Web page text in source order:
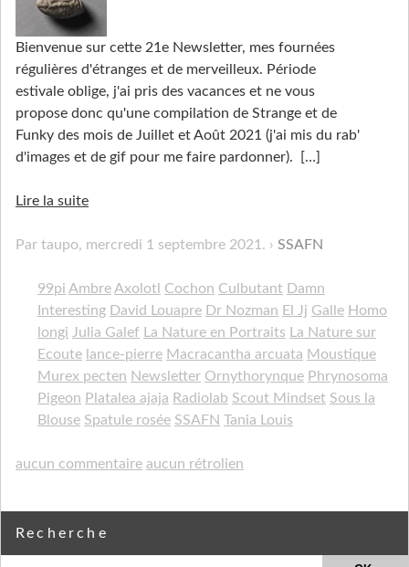
Bienvenue sur cette 21e Newsletter, mes fournées
régulières d'étranges et de merveilleux. Période
estivale oblige, j'ai pris des vacances et ne vous
propose donc qu'une compilation de Strange et de
Funky des mois de Juillet et Août 2021 (j'ai mis du rab'
d'images et de gif pour me faire pardonner).
[…]
Lire la suite
Par taupo, mercredi 1 septembre 2021 . SSAFN
99pi Ambre Axolotl Cochon Culbutant Damn
Interesting David Louapre Dr Nozman El Jj Galle Homo
longi Julia Galef La Nature en Portraits La Nature sur
Ecoute lance-pierre Macracantha arcuata Moustique
Murex pecten Newsletter Ornythorynque Phrynosoma
Pigeon Platalea ajaja Radiolab Scout Mindset Sous la
Blouse Spatule rosée SSAFN Tania Louis
aucun commentaire aucun rétrolien
Recherche